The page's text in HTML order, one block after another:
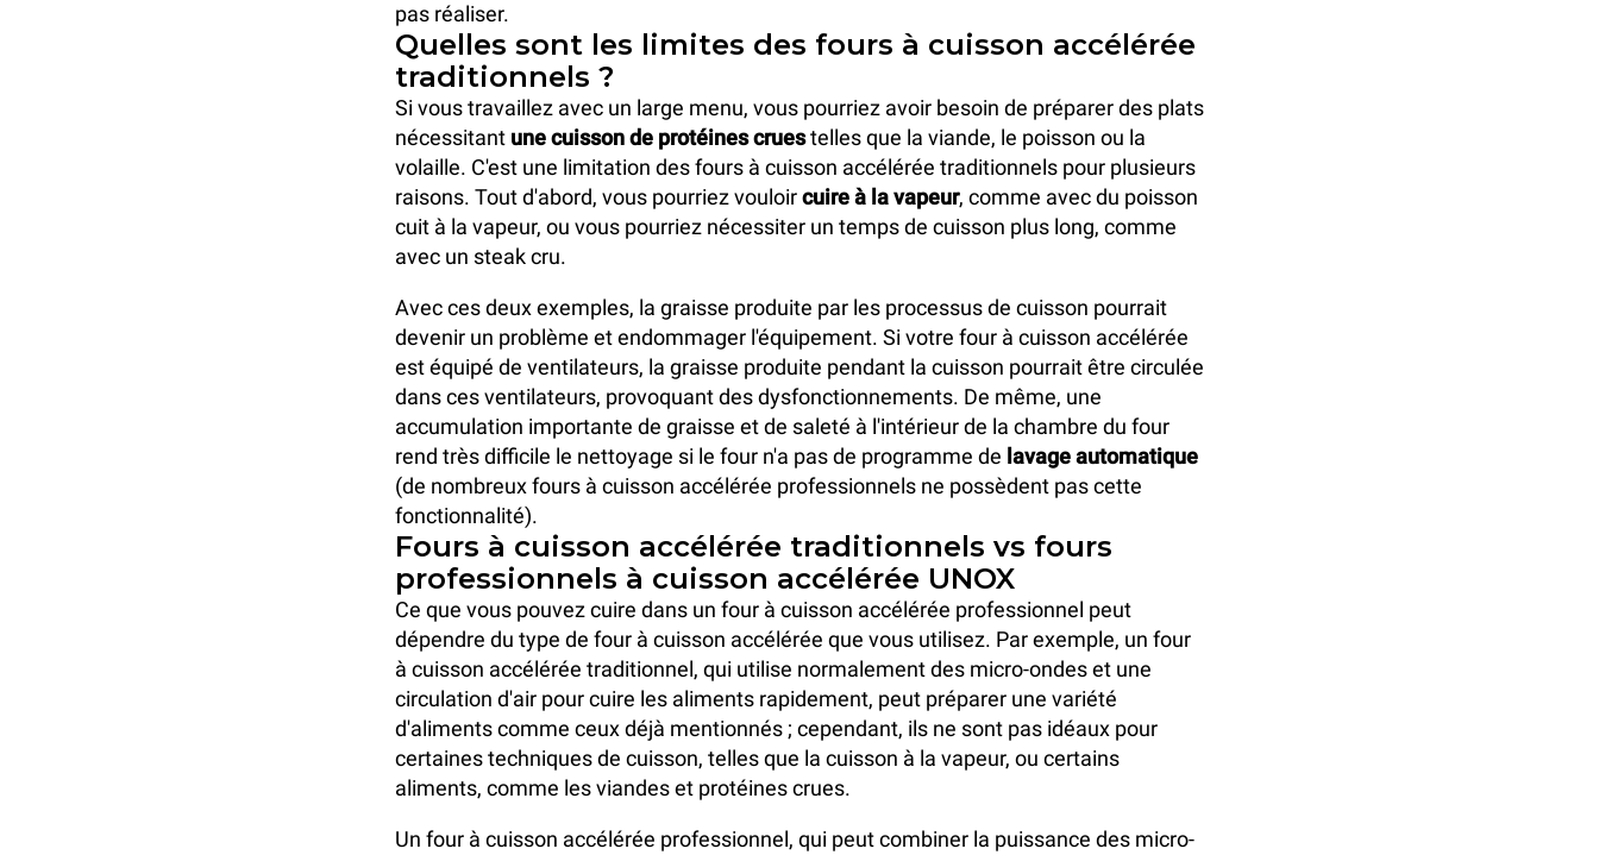
pas réaliser.
Quelles sont les limites des fours à cuisson accélérée
traditionnels ?
Si vous travaillez avec un large menu, vous pourriez avoir besoin de préparer des plats
nécessitant une cuisson de protéines cruestelles que la viande, le poisson ou la
volaille. C'est une limitation des fours à cuisson accélérée traditionnels pour plusieurs
raisons. Tout d'abord, vous pourriez vouloircuire à la vapeur, comme avec du poisson
cuit à la vapeur, ou vous pourriez nécessiter un temps de cuisson plus long, comme
avec un steak cru.
Avec ces deux exemples, la graisse produite par les processus de cuisson pourrait
devenir un problème et endommager l'équipement. Si votre four à cuisson accélérée
est équipé de ventilateurs, la graisse produite pendant la cuisson pourrait être circulée
dans ces ventilateurs, provoquant des dysfonctionnements. De même, une
accumulation importante de graisse et de saleté à l'intérieur de la chambre du four
rend très difficile le nettoyage si le four n'a pas de programme de lavage automatique
(de nombreux fours à cuisson accélérée professionnels ne possèdent pas cette
fonctionnalité).
Fours à cuisson accélérée traditionnels vs fours
professionnels à cuisson accélérée UNOX
Ce que vous pouvez cuire dans un four à cuisson accélérée professionnel peut
dépendre du type de four à cuisson accélérée que vous utilisez. Par exemple, un four
à cuisson accélérée traditionnel, qui utilise normalement des micro-ondes et une
circulation d'air pour cuire les aliments rapidement, peut préparer une variété
d'aliments comme ceux déjà mentionnés ; cependant, ils ne sont pas idéaux pour
certaines techniques de cuisson, telles que la cuisson à la vapeur, ou certains
aliments, comme les viandes et protéines crues.
Un four à cuisson accélérée professionnel, qui peut combiner la puissance des micro-